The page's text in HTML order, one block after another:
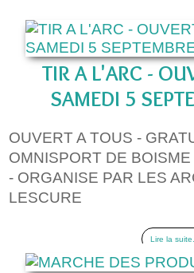
TIR A L'ARC -
SAMEDI 5
OUVERT A TOUS -
OMNISPORT DE
- ORGANISE PAR LES
LESCURE
Lire la